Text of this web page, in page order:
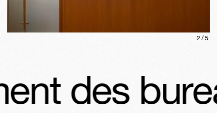
2 /5
des